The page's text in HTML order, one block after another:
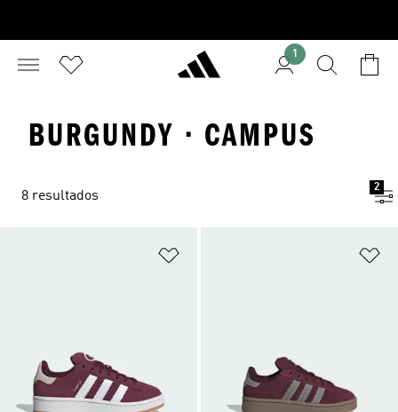
1
BURGUNDY · CAMPUS
8 resultados
2